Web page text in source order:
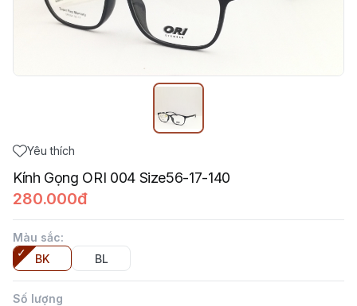
Yêu thích
Kính Gọng ORI 004 Size56-17-140
280.000đ
Màu sắc:
BK
BL
Số lượng